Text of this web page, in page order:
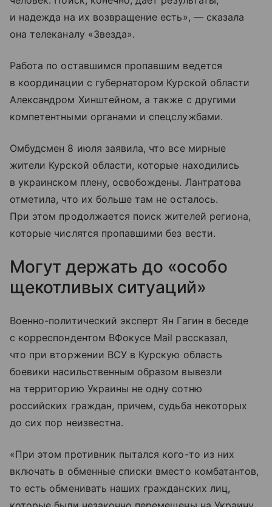
и надежда на их возвращение есть», — сказала
она телеканалу «Звезда».
Работа по оставшимся пропавшим ведется
в координации с губернатором Курской области
Александром Хинштейном, а также с другими
компетентными органами и спецслужбами.
Омбудсмен 8 июля заявила, что все мирные
жители Курской области, которые находились
в украинском плену, освобождены. Лантратова
отметила, что их больше там не осталось.
При этом продолжается поиск жителей региона,
которые числятся пропавшими без вести.
Могут держать до «особо
щекотливых ситуаций»
Военно-политический эксперт Ян Гагин в беседе
с корреспондентом ВФокусе Mail рассказал,
что при вторжении ВСУ в Курскую область
боевики насильственным образом вывезли
на территорию Украины не одну сотню
российских граждан, причем, судьба некоторых
до сих пор неизвестна.
«При этом противник пытался кого-то из них
включать в обменные списки вместо комбатантов,
то есть обменивать наших гражданских лиц,